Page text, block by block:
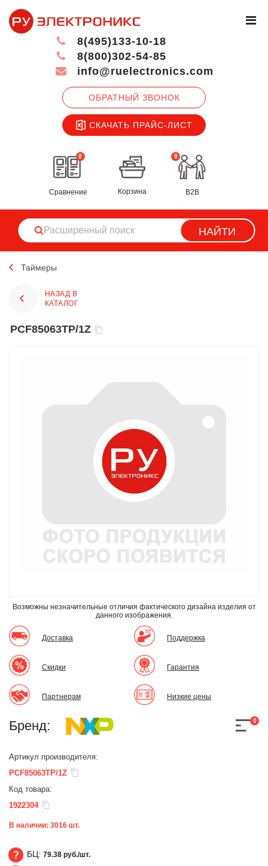
ОБРАТНЫЙ ЗВОНОК
СКАЧАТЬ ПРАЙС-ЛИСТ
8(495)133-10-18
8(800)302-54-85
info@ruelectronics.com
0
Сравнение
0
Корзина B2B
НАЙТИ
Таймеры
НАЗАД В
КАТАЛОГ
PCF85063TP/1Z
Возможны незначительные отличия фактического дизайна изделия от
данного изображения.
Доставка
Скидки
Партнерам
Поддержка
Гарантия
Низкие цены
Бренд: 0
Артикул производителя:
PCF85063TP/1Z
Код товара:
1922304
В наличии: 3016 шт.
БЦ: 79.38 руб./шт.